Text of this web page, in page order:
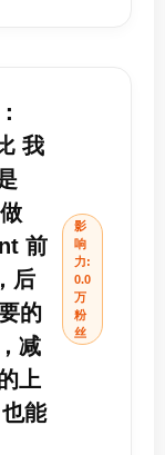
我
前
后
的
减
上
能
影
响
力:
0.0
万
粉
丝